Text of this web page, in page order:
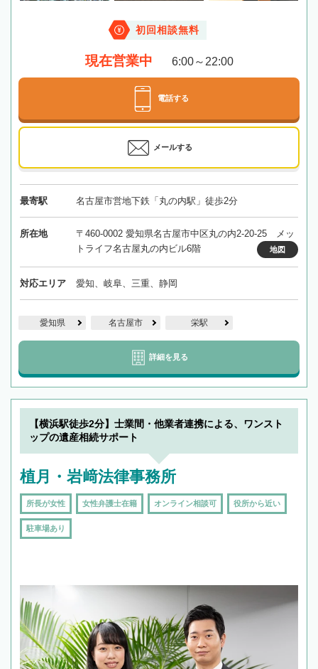
初回相談無料
現在営業中 6:00～22:00
電話する
メールする
最寄駅 名古屋市営地下鉄「丸の内駅」徒歩2分
所在地
〒460-0002 愛知県名古屋市中区丸の内2-20-25 メッ
トライフ名古屋丸の内ビル6階
地図
対応エリア 愛知、岐阜、三重、静岡
愛知県 名古屋市 栄駅
詳細を見る
【横浜駅徒歩2分】士業間・他業者連携による、ワンスト
ップの遺産相続サポート
植月・岩﨑法律事務所
所長が女性 女性弁護士在籍 オンライン相談可 役所から近い
駐車場あり